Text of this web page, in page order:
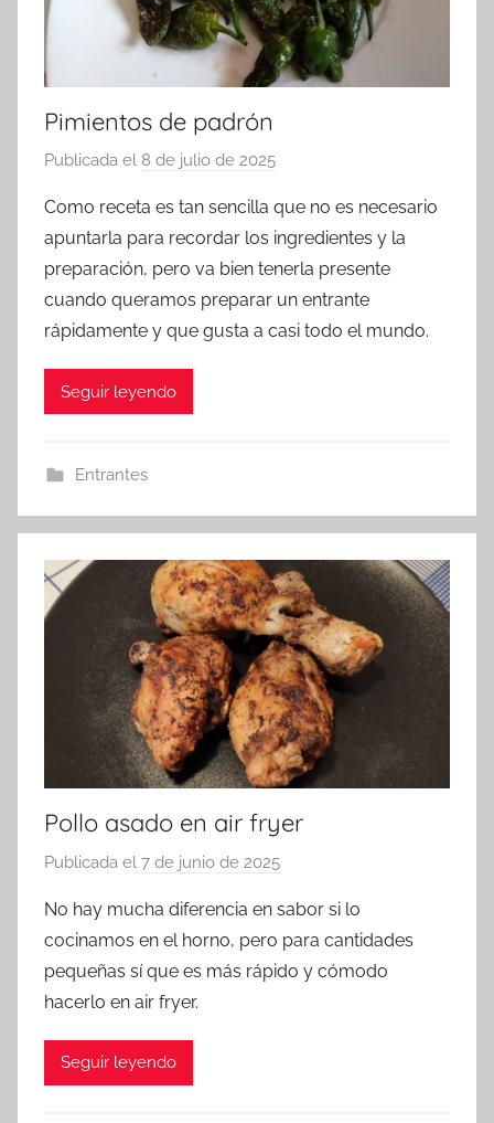
Pimientos de padrón
Publicada el 8 de julio de 2025
r
a
d
m
i
Como receta es tan sencilla que no es necesario
apuntarla para recordar los ingredientes y la
preparación, pero va bien tenerla presente
cuando queramos preparar un entrante
rápidamente y que gusta a casi todo el mundo.
Seguir leyendo
Entrantes
Pollo asado en air fryer
Publicada el 7 de junio de 2025
r
a
d
No hay mucha diferencia en sabor si lo
cocinamos en el horno, pero para cantidades
pequeñas sí que es más rápido y cómodo
hacerlo en air fryer.
Seguir leyendo